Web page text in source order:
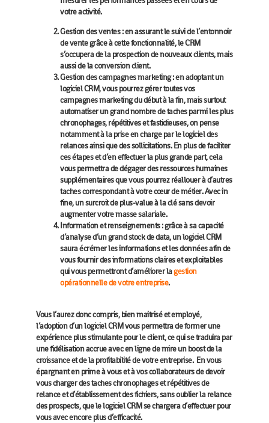
votre activité.
Gestion des ventes : en assurant le suivi de l’entonnoir
de vente grâce à cette fonctionnalité, le CRM
s’occupera de la prospection de nouveaux clients, mais
aussi de la conversion client.
Gestion des campagnes marketing : en adoptant un
logiciel CRM, vous pourrez gérer toutes vos
campagnes marketing du début à la fin, mais surtout
automatiser un grand nombre de taches parmi les plus
chronophages, répétitives et fastidieuses, on pense
notamment à la prise en charge par le logiciel des
relances ainsi que des sollicitations. En plus de faciliter
ces étapes et d’en effectuer la plus grande part, cela
vous permettra de dégager des ressources humaines
supplémentaires que vous pourrez réallouer à d’autres
taches correspondant à votre cœur de métier. Avec in
fine, un surcroit de plus-value à la clé sans devoir
augmenter votre masse salariale.
Information et renseignements : grâce à sa capacité
d’analyse d’un grand stock de data, un logiciel CRM
saura écrémer les informations et les données afin de
vous fournir des informations claires et exploitables
qui vous permettront d’améliorer lagestion
opérationnelle de votre entreprise.
Vous l’aurez donc compris, bien maitrisé et employé,
l’adoption d’un logiciel CRM vous permettra de former une
expérience plus stimulante pour le client, ce qui se traduira par
une fidélisation accrue avec en ligne de mire un boost de la
croissance et de la profitabilité de votre entreprise. En vous
épargnant en prime à vous et à vos collaborateurs de devoir
vous charger des taches chronophages et répétitives de
relance et d’établissement des fichiers, sans oublier la relance
des prospects, que le logiciel CRM se chargera d’effectuer pour
vous avec encore plus d’efficacité.